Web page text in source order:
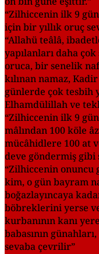
“Zilhiccenin ilk 9
için bir yıllık oruç
“Allahü teâlâ,
yapılanları daha
oruca, bir senelik
kılınan namaz,
günlerde çok tesbih
Elhamdülillah ve
“Zilhiccenin ilk 9
mâlından 100 köle
mücâhidlere 100 at
deve göndermiş gibi
“Zilhiccenin onuncu
kim, o gün bayram
boğazlayıncaya
böbreklerini yerse
kurbanının kanı
babasının
sevaba çevrilir”